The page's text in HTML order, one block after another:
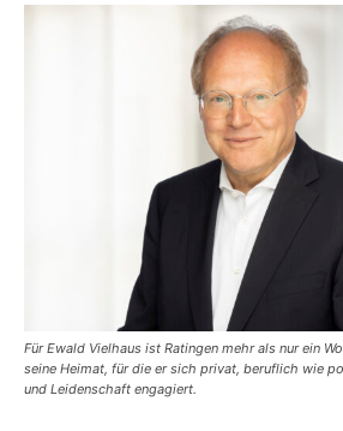
Für Ewald Vielhaus ist Ratingen mehr als nur ein
seine Heimat, für die er sich privat, beruflich wie
und Leidenschaft engagiert.